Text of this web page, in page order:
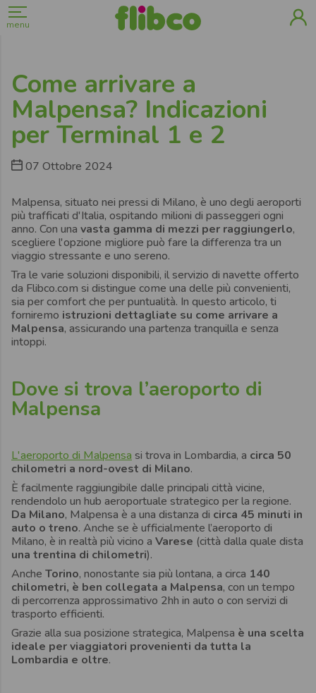
menu
Come arrivare a
Malpensa? Indicazioni
per Terminal 1 e 2
07 Ottobre 2024
Malpensa, situato nei pressi di Milano, è uno degli aeroporti
più trafficati d'Italia, ospitando milioni di passeggeri ogni
anno. Con una vasta gamma di mezzi per raggiungerlo,
scegliere l'opzione migliore può fare la differenza tra un
viaggio stressante e uno sereno.
Tra le varie soluzioni disponibili, il servizio di navette offerto
da Flibco.com si distingue come una delle più convenienti,
sia per comfort che per puntualità. In questo articolo, ti
forniremo istruzioni dettagliate su come arrivare a
Malpensa, assicurando una partenza tranquilla e senza
intoppi.
Dove si trova l’aeroporto di
Malpensa
L'aeroporto di Malpensa si trova in Lombardia, a circa 50
chilometri a nord-ovest di Milano.
È facilmente raggiungibile dalle principali città vicine,
rendendolo un hub aeroportuale strategico per la regione.
Da Milano, Malpensa è a una distanza di circa 45 minuti in
auto o treno. Anche se è ufficialmente l’aeroporto di
Milano, è in realtà più vicino a Varese (città dalla quale dista
una trentina di chilometri).
Anche Torino, nonostante sia più lontana, a circa 140
chilometri, è ben collegata a Malpensa, con un tempo
di percorrenza approssimativo 2hh in auto o con servizi di
trasporto efficienti.
Grazie alla sua posizione strategica, Malpensa è una scelta
ideale per viaggiatori provenienti da tutta la
Lombardia e oltre.